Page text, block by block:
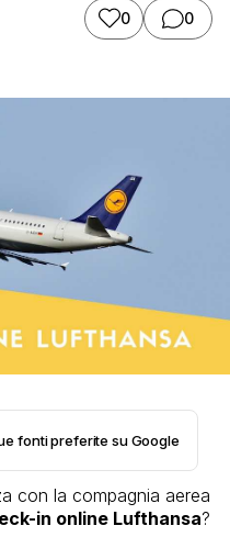
0 0
fonti preferite su Google
con la compagnia aerea
in online Lufthansa?